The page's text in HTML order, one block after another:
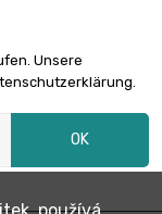
Unsere
OK